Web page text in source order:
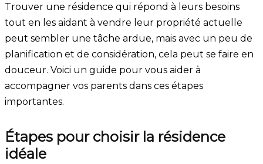
Trouver une résidence qui répond à leurs besoins
tout en les aidant à vendre leur propriété actuelle
peut sembler une tâche ardue, mais avec un peu de
planification et de considération, cela peut se faire en
douceur. Voici un guide pour vous aider à
accompagner vos parents dans ces étapes
importantes.
Étapes pour choisir la résidence
idéale